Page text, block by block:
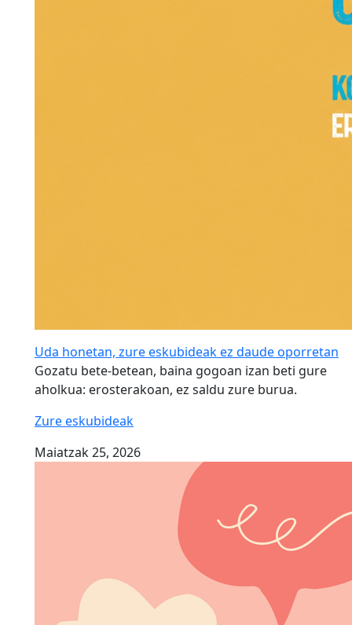
Uda honetan, zure eskubideak ez daude oporretan
Gozatu bete-betean, baina gogoan izan beti gure
aholkua: erosterakoan, ez saldu zure burua.
Zure eskubideak
Maiatzak 25, 2026